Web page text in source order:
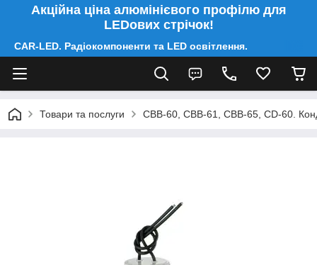
Акційна ціна алюмінієвого профілю для
LEDових стрічок!
CAR-LED. Радіокомпоненти та LED освітлення.
Товари та послуги CBB-60, CBB-61, CBB-65, CD-60.